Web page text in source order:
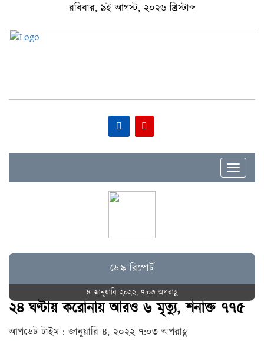
রবিবার, ৯ই আগস্ট, ২০২৬ খ্রিস্টাব্দ
Toggle
ডেস্ক রিপোর্ট
৪ জানুয়ারি ২০২২, ৭:০৩ অপরাহ্ণ
২৪ ঘণ্টায় করোনায় আরও ৬ মৃত্যু, শনাক্ত ৭৭৫
আপডেট টাইম : জানুয়ারি ৪, ২০২২ ৭:০৩ অপরাহ্ণ